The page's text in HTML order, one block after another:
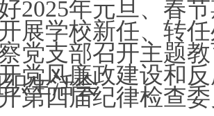
2025年元旦、春
展学校新任、转
党支部召开主题
生活会
党风廉政建设和
第四届纪律检查